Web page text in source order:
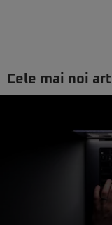
Cele mai noi